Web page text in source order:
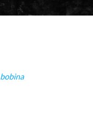
bobina